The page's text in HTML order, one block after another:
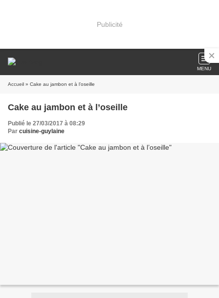
Publicité
MENU
Accueil » Cake au jambon et à l’oseille
Cake au jambon et à l’oseille
Publié le 27/03/2017 à 08:29
Par cuisine-guylaine